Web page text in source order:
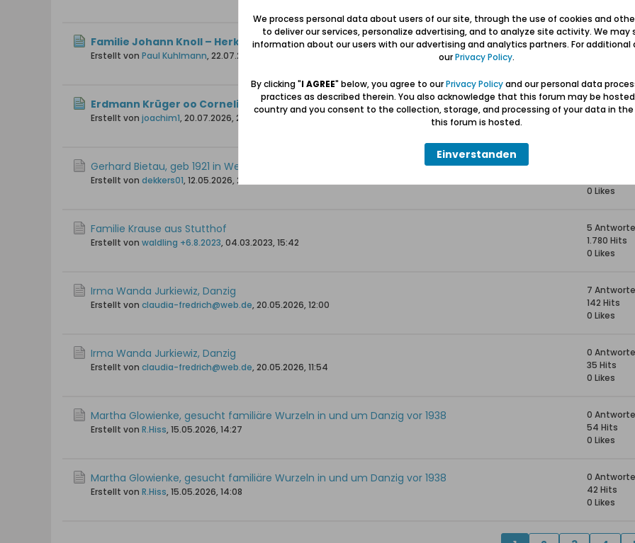
Familie Johann Knoll – Herkunft vor der Auswanderung 1766
Erstellt von Paul Kuhlmann, 22.07.2026, 09:35
0
Erdmann Krüger oo Cornelia Bahr, geb. Gnoyke
Erstellt von joachim1, 20.07.2026, 20:59
0
31 Hits
Gerhard Bietau, geb 1921 in Weichselmünde, gefallen 1944 Ardennen
Erstellt von dekkers01, 12.05.2026, 22:56
0 Likes
Familie Krause aus Stutthof
Erstellt von waldling +6.8.2023, 04.03.2023, 15:42
5
1.780 Hits
0 Likes
Irma Wanda Jurkiewiz, Danzig
Erstellt von claudia-fredrich@web.de, 20.05.2026, 12:00
7
142 Hits
0 Likes
Irma Wanda Jurkiewiz, Danzig
Erstellt von claudia-fredrich@web.de, 20.05.2026, 11:54
0
35 Hits
0 Likes
Martha Glowienke, gesucht familiäre Wurzeln in und um Danzig vor 1938
Erstellt von R.Hiss, 15.05.2026, 14:27
0
54 Hits
0 Likes
Martha Glowienke, gesucht familiäre Wurzeln in und um Danzig vor 1938
Erstellt von R.Hiss, 15.05.2026, 14:08
0
42 Hits
0 Likes
We process personal data about users of our site, through the use of cookies and
to deliver our services, personalize advertising, and to analyze site activity. We may
information about our users with our advertising and analytics partners. For additional
ourPrivacy Policy.
By clicking "I AGREE" below, you agree to ourPrivacy Policyand our personal data
practices as described therein. You also acknowledge that this forum may be
country and you consent to the collection, storage, and processing of your data in
this forum is hosted.
Einverstanden